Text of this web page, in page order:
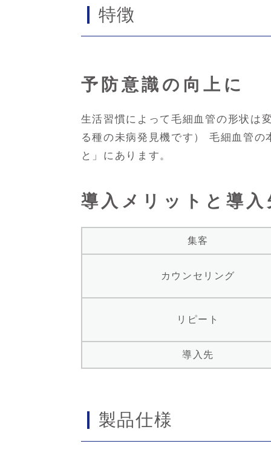
特徴
予防意識の向上に
生活習慣によって毛細血管の形状は
る種の未病発見機です） 毛細血管
と」にあります。
導入メリットと導入
集客
カウンセリング
リピート
導入先
製品仕様